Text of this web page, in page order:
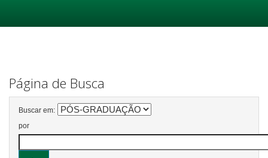
Página de Busca
Buscar em:
por